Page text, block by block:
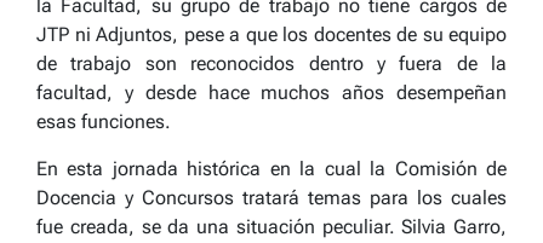
la Facultad, su grupo de trabajo no tiene cargos de
JTP ni Adjuntos, pese a que los docentes de su equipo
de trabajo son reconocidos dentro y fuera de la
facultad, y desde hace muchos años desempeñan
esas funciones.
En esta jornada histórica en la cual la Comisión de
Docencia y Concursos tratará temas para los cuales
fue creada, se da una situación peculiar. Silvia Garro,